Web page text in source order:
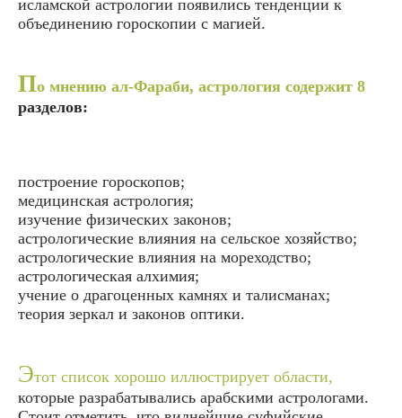
исламской астрологии появились тенденции к
объединению гороскопии с магией.
По мнению ал-Фараби, астрология содержит 8
разделов:
построение гороскопов;
медицинская астрология;
изучение физических законов;
астрологические влияния на сельское хозяйство;
астрологические влияния на мореходство;
астрологическая алхимия;
учение о драгоценных камнях и талисманах;
теория зеркал и законов оптики.
Этот список хорошо иллюстрирует области,
которые разрабатывались арабскими астрологами.